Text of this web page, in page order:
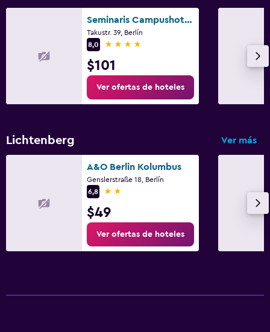
Seminaris Campushotel Berlin
Takustr. 39, Berlín
8,0
4 estrellas
$101
Ver ofertas de hoteles
Lichtenberg Ver más
A&O Berlin Kolumbus
Genslerstraße 18, Berlín
6,8
2 estrellas
$49
Ver ofertas de hoteles